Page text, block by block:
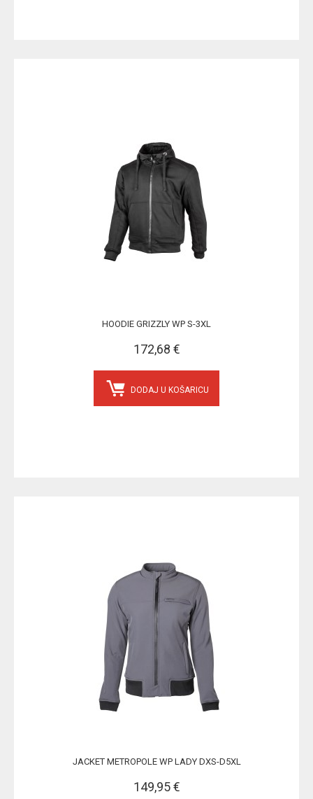
HOODIE GRIZZLY WP S-3XL
172,68 €
DODAJ U KOŠARICU
JACKET METROPOLE WP LADY DXS-D5XL
149,95 €